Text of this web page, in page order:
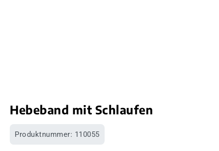
Hebeband mit Schlaufen
Produktnummer: 110055